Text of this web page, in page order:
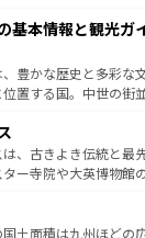
方によって風土や気候
覧 を参照してほしい。
い魅力が詰まっている
しいビーチ、そして豊
する。また、フランス
ス料理はユネスコ無
ベンダー畑など、多
リ以外の地域にも魅力
歴史と文化が息づいて
てほしい。
基本情報と観光ガ
、豊かな歴史と多彩な
置する国。中世の街
の国は、どこを歩い
化的活気、バイエル
ン川沿いのワイン畑と
な人にはぜひ体験してほしい
報はコンテンツ一覧を
、古きよき伝統と最
ター寺院や大英博物館
異なる魅力がある。
ビール好きにはたまら
国土面積は九州ほどの